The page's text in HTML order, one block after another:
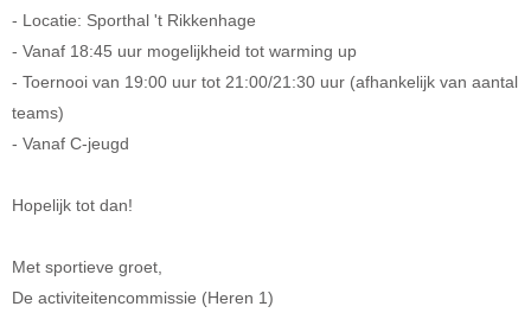
- Locatie: Sporthal 't Rikkenhage
- Vanaf 18:45 uur mogelijkheid tot warming up
- Toernooi van 19:00 uur tot 21:00/21:30 uur (afhankelijk van aantal
teams)
- Vanaf C-jeugd
Hopelijk tot dan!
Met sportieve groet,
De activiteitencommissie (Heren 1)